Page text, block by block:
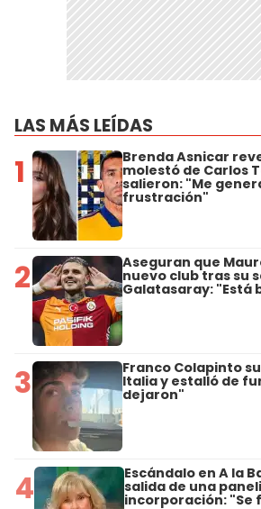
LAS MÁS LEÍDAS
1 Brenda Asnicar
molestó de Carlos
salieron: "Me
frustración"
2 Aseguran que
nuevo club tras su
Galatasaray: "Está
3 Franco Colapinto
Italia y estalló de
dejaron"
4 Escándalo en A la
salida de una
incorporación: "Se